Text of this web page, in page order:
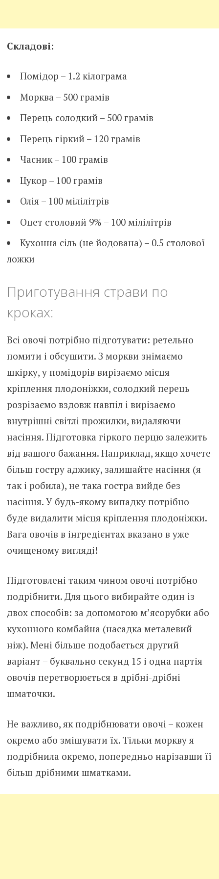
Складові:
Помідор – 1.2 кілограма
Морква – 500 грамів
Перець солодкий – 500 грамів
Перець гіркий – 120 грамів
Часник – 100 грамів
Цукор – 100 грамів
Олія – 100 мілілітрів
Оцет столовий 9% – 100 мілілітрів
Кухонна сіль (не йодована) – 0.5 столової
ложки
Приготування страви по
кроках:
Всі овочі потрібно підготувати: ретельно
помити і обсушити. З моркви знімаємо
шкірку, у помідорів вирізаємо місця
кріплення плодоніжки, солодкий перець
розрізаємо вздовж навпіл і вирізаємо
внутрішні світлі прожилки, видаляючи
насіння. Підготовка гіркого перцю залежить
від вашого бажання. Наприклад, якщо хочете
більш гостру аджику, залишайте насіння (я
так і робила), не така гостра вийде без
насіння. У будь-якому випадку потрібно
буде видалити місця кріплення плодоніжки.
Вага овочів в інгредієнтах вказано в уже
очищеному вигляді!
Підготовлені таким чином овочі потрібно
подрібнити. Для цього вибирайте один із
двох способів: за допомогою м’ясорубки або
кухонного комбайна (насадка металевий
ніж). Мені більше подобається другий
варіант – буквально секунд 15 і одна партія
овочів перетворюється в дрібні-дрібні
шматочки.
Не важливо, як подрібнювати овочі – кожен
окремо або змішувати їх. Тільки моркву я
подрібнила окремо, попередньо нарізавши її
більш дрібними шматками.